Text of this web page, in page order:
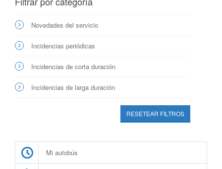
Novedades del servicio
Incidencias periódicas
Incidencias de corta duración
Incidencias de larga duración
RESETEAR FILTROS
Mi autobús